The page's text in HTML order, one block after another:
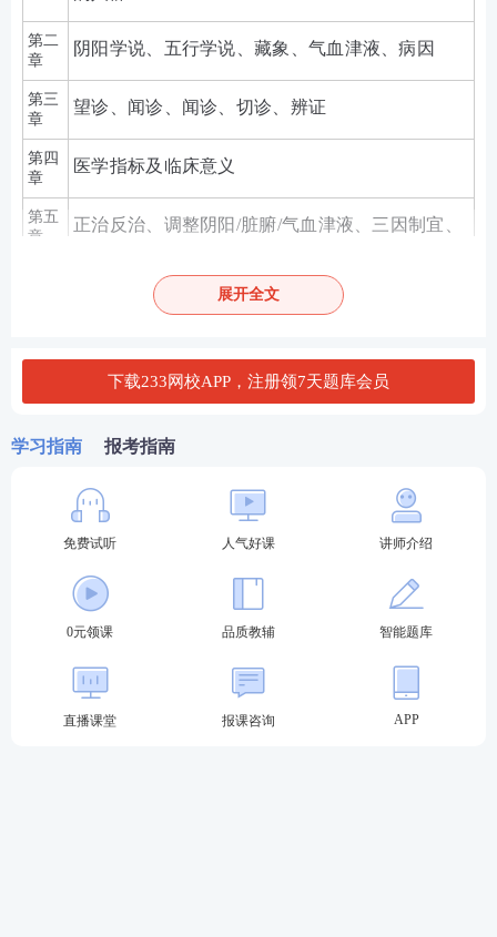
第二
章
阴阳学说、五行学说、藏象、气血津液、病因
第三
章
望诊、闻诊、闻诊、切诊、辨证
第四
章
医学指标及临床意义
第五
章
正治反治、调整阴阳/脏腑/气血津液、三因制宜、
辨证论治、用药指导、中成药选用、方剂
辨证论治、用药指导、中成药选用、方剂
藏医药相关知识、蒙医药相关知识、维吾尔医药
处方调配、中药煎煮方法、妊娠禁忌、药物别
名、中药贮藏养护
中西药的联合应用、中药饮片
/中成药应用、特殊
人群中药应用
展开全文
下载233网校APP，注册领7天题库会员
学习指南 报考指南
免费试听 人气好课 讲师介绍
0元领课 品质教辅 智能题库
直播课堂 报课咨询 APP